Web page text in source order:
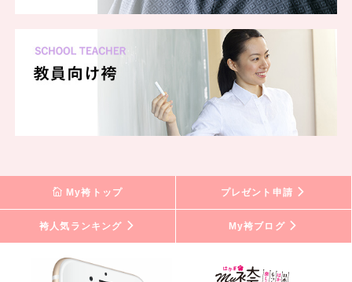
My袴トップ プレゼント申請
袴人気ランキング My袴ブログ